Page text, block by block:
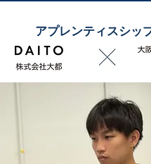
アプレンティスシッ